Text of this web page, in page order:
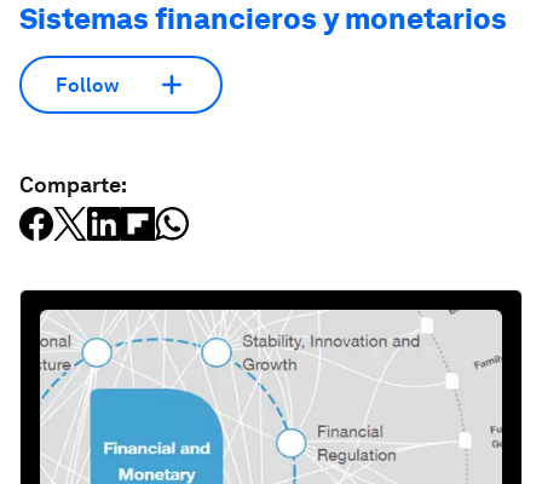
Sistemas financieros y monetarios
Follow
Comparte: